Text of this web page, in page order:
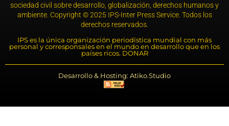
sociedad civil sobre desarrollo, globalización, derechos humanos y
ambiente. Copyright © 2025 IPS-Inter Press Service. Todos los
derechos reservados.
IPS es la única organización periodística mundial con más
personal y corresponsales en el mundo en desarrollo que en los
países ricos. DONAR
Desarrollo & Hosting: Atiko.Studio